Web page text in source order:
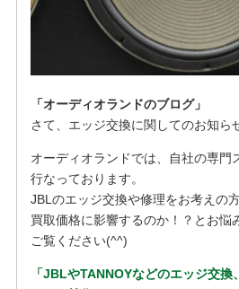
「オーディオランドのブログ」
さて、エッジ交換に関してのお知ら
オーディオランドでは、自社の専門
行なっております。
JBLのエッジ交換や修理をお考えの
買取価格に影響するのか！？とお悩
ご覧ください(^^)
「JBLやTANNOYなどのエッジ交